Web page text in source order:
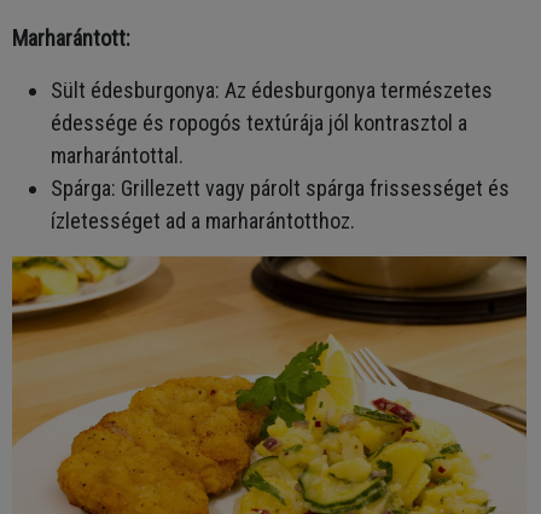
Marharántott:
Sült édesburgonya: Az édesburgonya természetes
édessége és ropogós textúrája jól kontrasztol a
marharántottal.
Spárga: Grillezett vagy párolt spárga frissességet és
ízletességet ad a marharántotthoz.